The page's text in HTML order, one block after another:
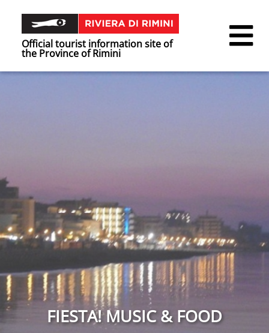
Official tourist information site of
the Province of Rimini
FIESTA! MUSIC & FOOD